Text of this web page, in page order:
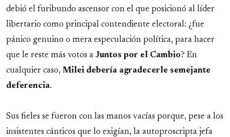
debió el furibundo ascensor con el que posicionó al líder
libertario como principal contendiente electoral: ¿fue
pánico genuino o mera especulación política, para hacer
que le reste más votos a Juntos por el Cambio? En
cualquier caso, Milei debería agradecerle semejante
deferencia.
Sus fieles se fueron con las manos vacías porque, pese a los
insistentes cánticos que lo exigían, la autoproscripta jefa